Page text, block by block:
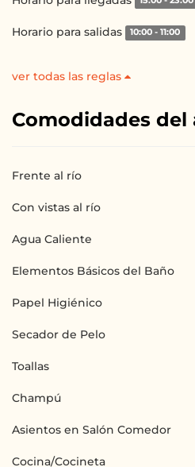
Horario para salidas 10:00 - 11:00
ver todas las reglas
Comodidades
Frente al río
Con vistas al río
Agua Caliente
Elementos Básicos del Baño
Papel Higiénico
Secador de Pelo
Toallas
Champú
Asientos en Salón Comedor
Cocina/Cocineta